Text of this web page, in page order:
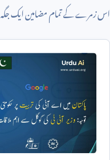
اس زمرے کے تمام مضامین ایک جگہ